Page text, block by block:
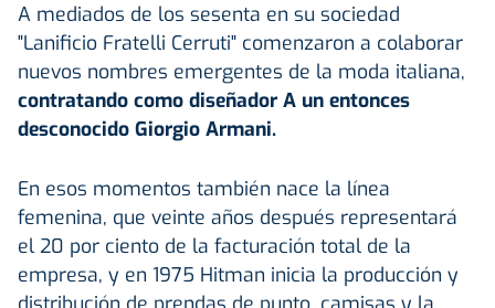
A mediados de los sesenta en su sociedad
"Lanificio Fratelli Cerruti" comenzaron a colaborar
nuevos nombres emergentes de la moda italiana,
contratando como diseñador A un entonces
desconocido Giorgio Armani.
En esos momentos también nace la línea
femenina, que veinte años después representará
el 20 por ciento de la facturación total de la
empresa, y en 1975 Hitman inicia la producción y